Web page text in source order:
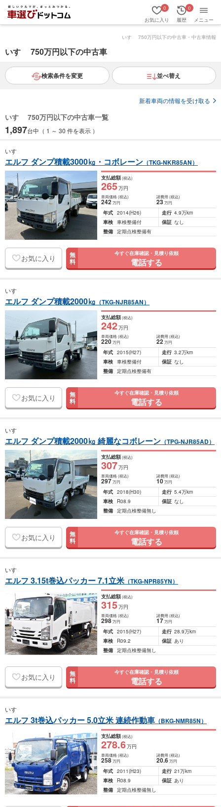
お気に入り
0
履歴
0
メニュー
いすゞ 750万円以下の中古車・中古車情報
いすゞ 750万円以下の中古車
検索条件を変更 並べ替え
新着車両の情報を受け取る
いすゞ 750万円以下の中古車一覧
1,897台中（ 1 ～ 30 件を表示 ）
いすゞ
エルフ ダンプ積載3000㎏・コボレーン （TKG-NKR85AN）
支払総額(税込)
265万円
車両価格(税込)
242万円
諸費用 (税込)
23 万円
年式 2014(H26) 走行 4.9万km
車検 車検整備付 保証 なし
整備 定期点検整備有
お気に入り 無
料
今すぐ在庫確認・見積り依頼
電話する
いすゞ
エルフ ダンプ積載2000㎏ （TKG-NJR85AN）
支払総額(税込)
242万円
車両価格(税込)
220万円
諸費用 (税込)
22 万円
年式 2015(H27) 走行 3.2万km
車検 車検整備付 保証 なし
整備 定期点検整備有
お気に入り 無
料
今すぐ在庫確認・見積り依頼
電話する
いすゞ
エルフ ダンプ積載2000㎏ 綺麗なコボレーン （TPG-NJR85AD）
支払総額(税込)
307万円
車両価格(税込)
297万円
諸費用 (税込)
10 万円
年式 2018(H30) 走行 5.4万km
車検
R08.9 保証 なし
整備 定期点検整備無し
お気に入り 無
料
今すぐ在庫確認・見積り依頼
電話する
いすゞ
エルフ 3.15t巻込パッカー 7.1立米 （TKG-NPR85YN）
支払総額(税込)
315万円
車両価格(税込)
298万円
諸費用 (税込)
17 万円
年式 2015(H27) 走行 28.9万km
車検
R09.2 保証 あり
整備 定期点検整備無し
お気に入り 無
料
今すぐ在庫確認・見積り依頼
電話する
いすゞ
エルフ 3t巻込パッカー 5.0立米 連続作動車 （BKG-NMR85N）
支払総額(税込)
278.6万円
車両価格(税込)
258万円
諸費用 (税込)
20.6 万円
年式 2011(H23) 走行 21万km
車検
R08.9 保証 あり
整備 定期点検整備無し